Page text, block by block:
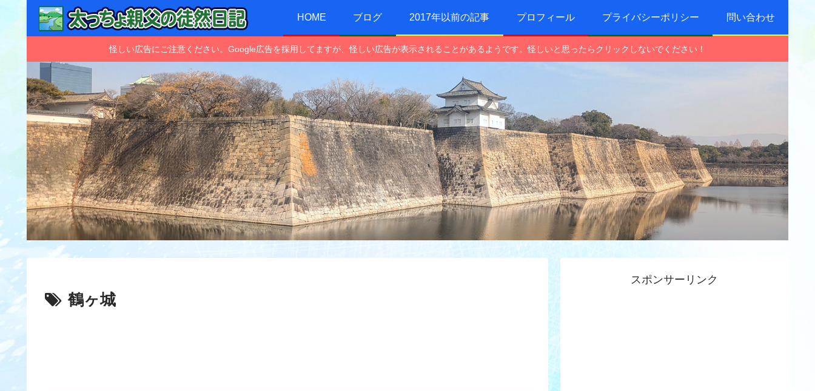
HOME ブログ 2017年以前の記事 プロフィール プライバシーポリシー 問い合わせ
怪しい広告にご注意ください。Google広告を採用してますが、怪しい広告が表示されることがあるようです。怪しいと思ったらクリックしないでください！
鶴ヶ城
スポンサーリンク